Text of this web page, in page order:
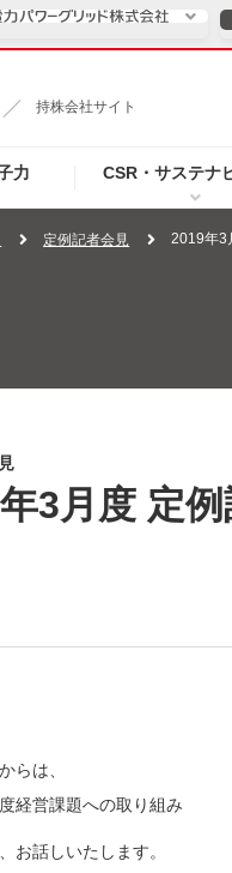
持株会社サイト
力 CSR・サステナ
電気・ガスのご契約
定例記者会見 2019年3
3月度 定
らは、
経営課題への取り組み
お話しいたします。